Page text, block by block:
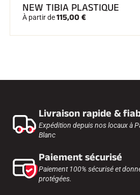
NEW TIBIA PLASTIQUE
À partir de115,00 €
Livraison rapide &
Expédition depuis nos locaux à
Blanc
Paiement sécurisé
Paiement 100% sécurisé et
protégées.